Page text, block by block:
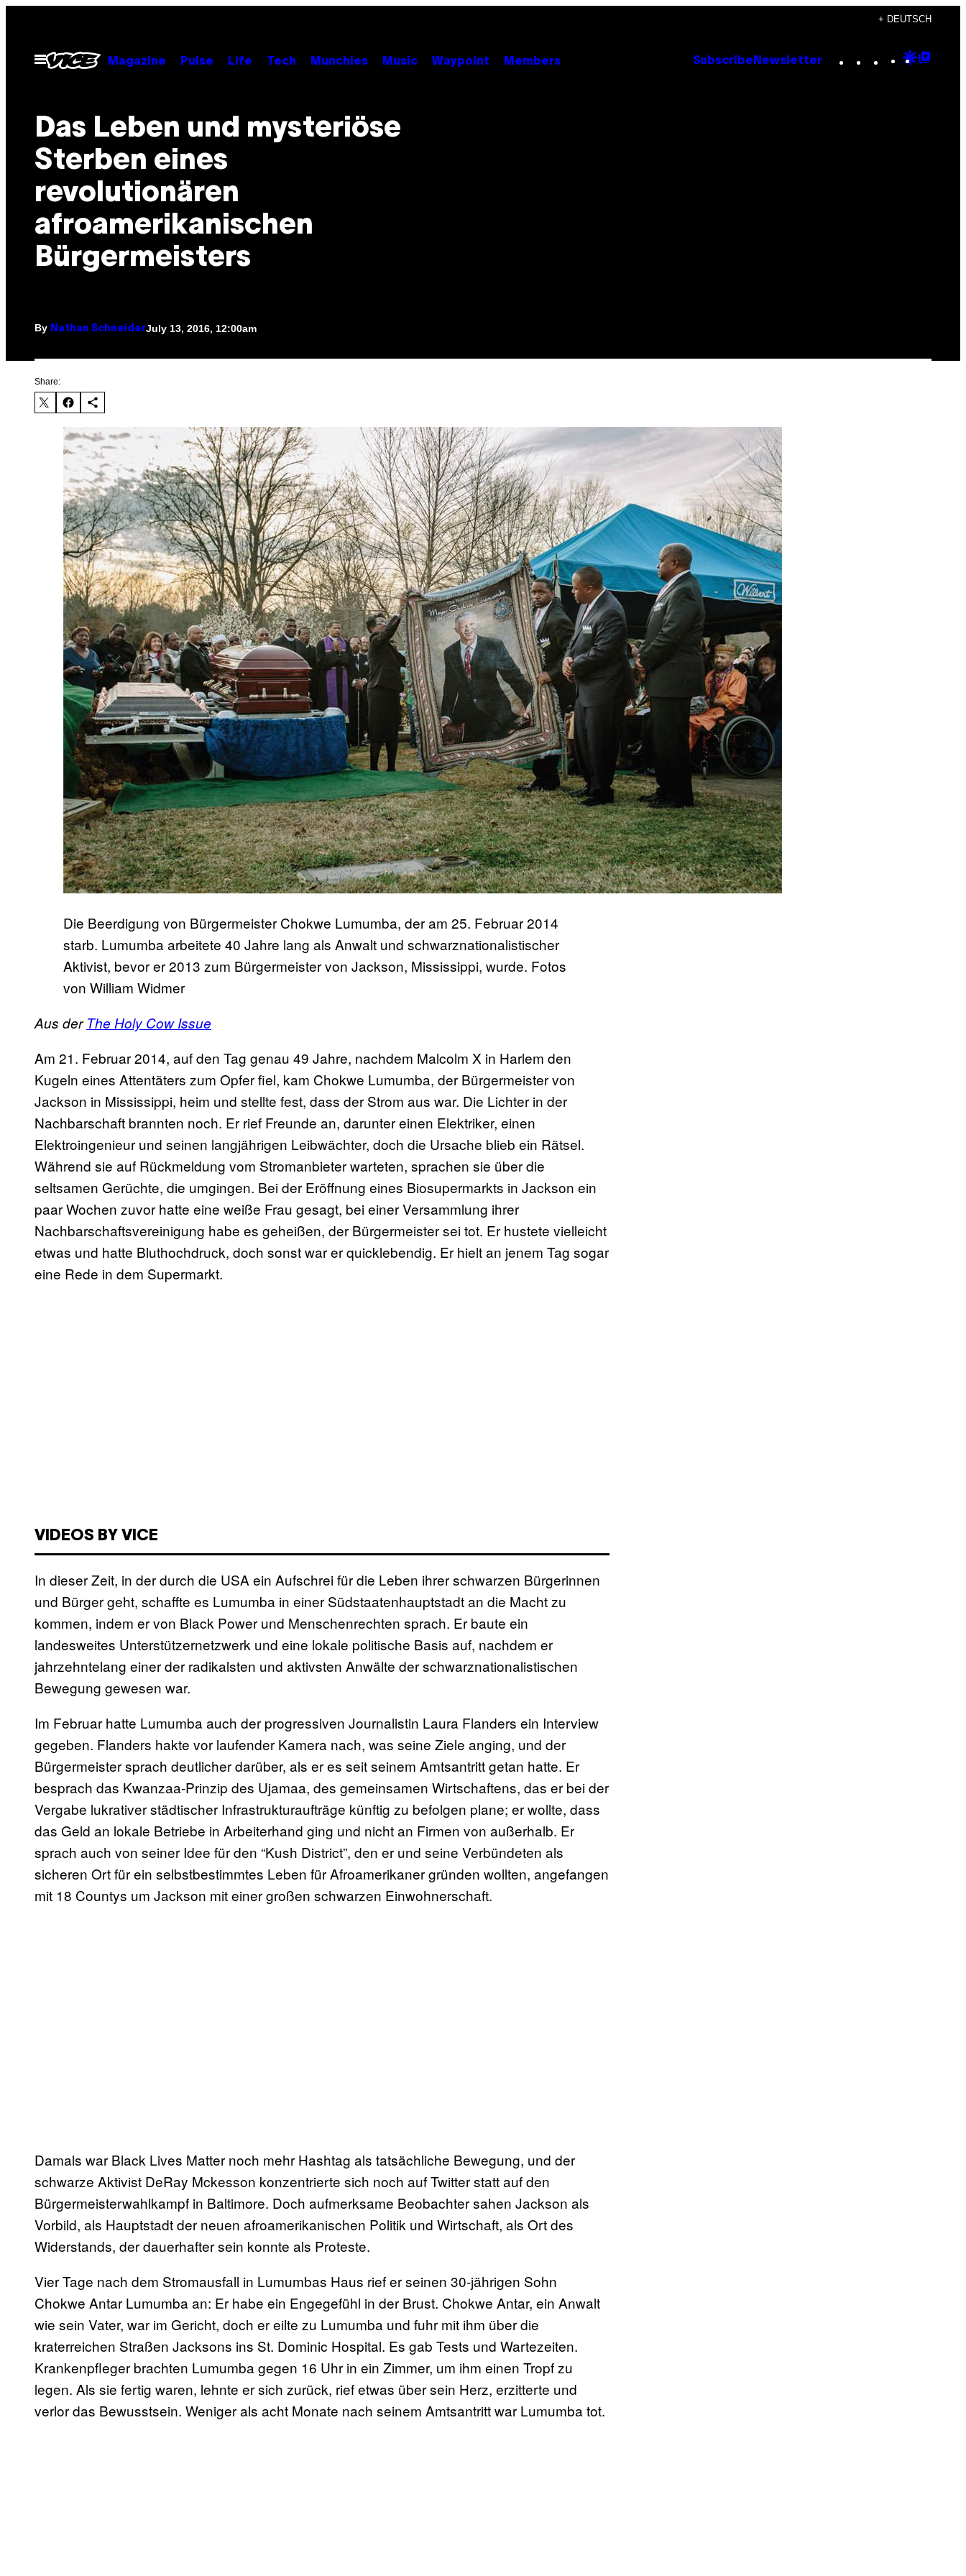
content
+ DEUTSCH
Open
Menu
Magazine Pulse Life Tech Munchies Music Waypoint Members Subscribe Newsletter Instagram
TikTok
YouTube
Google
Das Leben und mysteriöse
Sterben eines
revolutionären
afroamerikanischen
Bürgermeisters
By Nathan SchneiderJuly 13, 2016, 12:00am
Share:
Die Beerdigung von Bürgermeister Chokwe Lumumba, der am 25. Februar 2014
starb. Lumumba arbeitete 40 Jahre lang als Anwalt und schwarznationalistischer
Aktivist, bevor er 2013 zum Bürgermeister von Jackson, Mississippi, wurde. Fotos
von William Widmer
Aus derThe Holy Cow Issue
Am 21. Februar 2014, auf den Tag genau 49 Jahre, nachdem Malcolm X in Harlem den
Kugeln eines Attentäters zum Opfer fiel, kam Chokwe Lumumba, der Bürgermeister von
Jackson in Mississippi, heim und stellte fest, dass der Strom aus war. Die Lichter in der
Nachbarschaft brannten noch. Er rief Freunde an, darunter einen Elektriker, einen
Elektroingenieur und seinen langjährigen Leibwächter, doch die Ursache blieb ein Rätsel.
Während sie auf Rückmeldung vom Stromanbieter warteten, sprachen sie über die
seltsamen Gerüchte, die umgingen. Bei der Eröffnung eines Biosupermarkts in Jackson ein
paar Wochen zuvor hatte eine weiße Frau gesagt, bei einer Versammlung ihrer
Nachbarschaftsvereinigung habe es geheißen, der Bürgermeister sei tot. Er hustete vielleicht
etwas und hatte Bluthochdruck, doch sonst war er quicklebendig. Er hielt an jenem Tag sogar
eine Rede in dem Supermarkt.
VIDEOS BY VICE
In dieser Zeit, in der durch die USA ein Aufschrei für die Leben ihrer schwarzen Bürgerinnen
und Bürger geht, schaffte es Lumumba in einer Südstaatenhauptstadt an die Macht zu
kommen, indem er von Black Power und Menschenrechten sprach. Er baute ein
landesweites Unterstützernetzwerk und eine lokale politische Basis auf, nachdem er
jahrzehntelang einer der radikalsten und aktivsten Anwälte der schwarznationalistischen
Bewegung gewesen war.
Im Februar hatte Lumumba auch der progressiven Journalistin Laura Flanders ein Interview
gegeben. Flanders hakte vor laufender Kamera nach, was seine Ziele anging, und der
Bürgermeister sprach deutlicher darüber, als er es seit seinem Amtsantritt getan hatte. Er
besprach das Kwanzaa-Prinzip des Ujamaa, des gemeinsamen Wirtschaftens, das er bei der
Vergabe lukrativer städtischer Infrastrukturaufträge künftig zu befolgen plane; er wollte, dass
das Geld an lokale Betriebe in Arbeiterhand ging und nicht an Firmen von außerhalb. Er
sprach auch von seiner Idee für den “Kush District”, den er und seine Verbündeten als
sicheren Ort für ein selbstbestimmtes Leben für Afroamerikaner gründen wollten, angefangen
mit 18 Countys um Jackson mit einer großen schwarzen Einwohnerschaft.
Damals war Black Lives Matter noch mehr Hashtag als tatsächliche Bewegung, und der
schwarze Aktivist DeRay Mckesson konzentrierte sich noch auf Twitter statt auf den
Bürgermeisterwahlkampf in Baltimore. Doch aufmerksame Beobachter sahen Jackson als
Vorbild, als Hauptstadt der neuen afroamerikanischen Politik und Wirtschaft, als Ort des
Widerstands, der dauerhafter sein konnte als Proteste.
Vier Tage nach dem Stromausfall in Lumumbas Haus rief er seinen 30-jährigen Sohn
Chokwe Antar Lumumba an: Er habe ein Engegefühl in der Brust. Chokwe Antar, ein Anwalt
wie sein Vater, war im Gericht, doch er eilte zu Lumumba und fuhr mit ihm über die
kraterreichen Straßen Jacksons ins St. Dominic Hospital. Es gab Tests und Wartezeiten.
Krankenpfleger brachten Lumumba gegen 16 Uhr in ein Zimmer, um ihm einen Tropf zu
legen. Als sie fertig waren, lehnte er sich zurück, rief etwas über sein Herz, erzitterte und
verlor das Bewusstsein. Weniger als acht Monate nach seinem Amtsantritt war Lumumba tot.